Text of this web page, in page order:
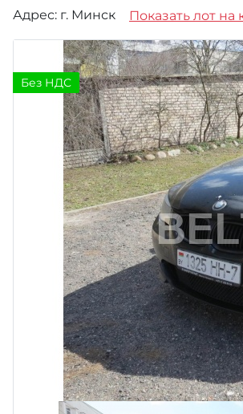
Адрес: г. Минск Показать лот на
Без НДС